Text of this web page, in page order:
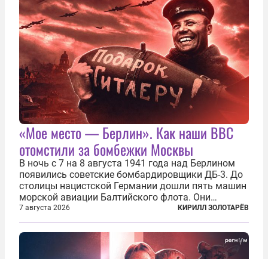
«Мое место — Берлин». Как наши ВВС
отомстили за бомбежки Москвы
В ночь с 7 на 8 августа 1941 года над Берлином
появились советские бомбардировщики ДБ-3. До
столицы нацистской Германии дошли пять машин
морской авиации Балтийского флота. Они
сбросили бомбы на город, который в тот момент
жил в полной уверенности, что война идет где-то
далеко на востоке, Красная...
7 августа 2026 КИРИЛЛ ЗОЛОТАРЁВ